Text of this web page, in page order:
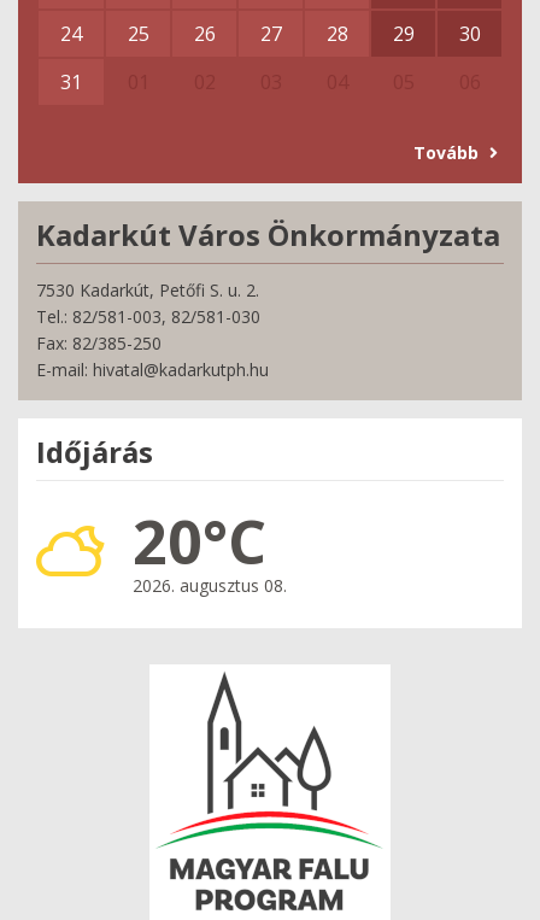
24
25 26 27 28 29
30
31
Tovább
Kadarkút Város Önkormányzata
7530 Kadarkút, Petőfi S. u. 2.
Tel.: 82/581-003, 82/581-030
Fax: 82/385-250
E-mail: hivatal@kadarkutph.hu
Időjárás
20°C
2026. augusztus 08.